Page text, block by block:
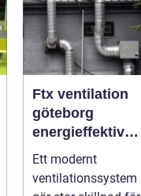
Ftx ventilation
göteborg
energieffektiv
lösning för ett
bättre
inomhusklimat
Ett modernt
ventilationssystem